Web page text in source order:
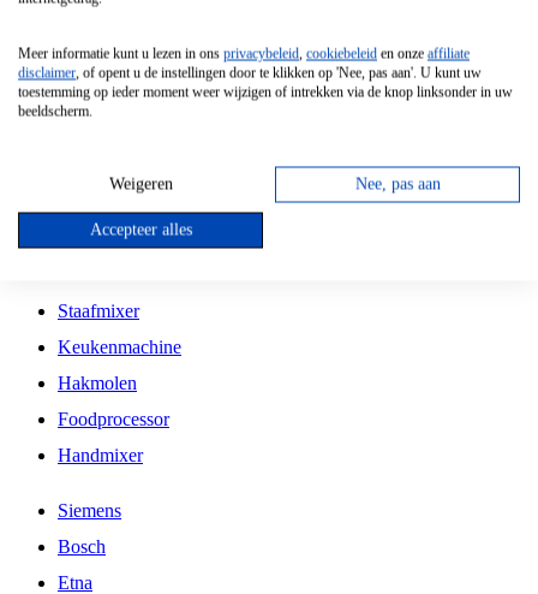
Vrijstaande Magnetron
Vrijstaande Kookplaat
Inbouw Gaskookplaat
Inbouw Keramische Kookplaat
Kookplaat Accessoires
Staafmixer
Keukenmachine
Hakmolen
Foodprocessor
Handmixer
Siemens
Bosch
Etna
Meer informatie kunt u lezen in ons privacybeleid, cookiebeleid en onze affiliate
disclaimer, of opent u de instellingen door te klikken op 'Nee, pas aan'. U kunt uw
toestemming op ieder moment weer wijzigen of intrekken via de knop linksonder in uw
beeldscherm.
Weigeren Nee, pas aan
Accepteer alles